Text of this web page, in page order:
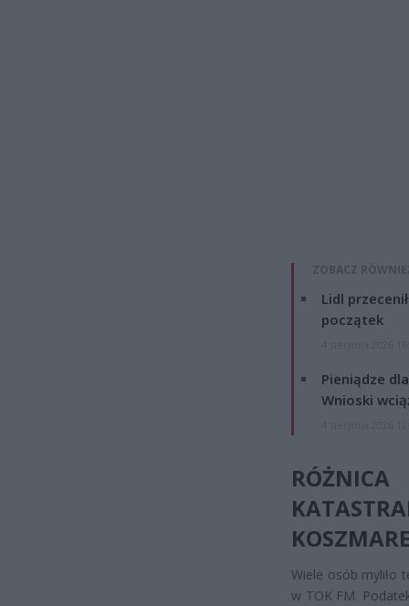
ZOBACZ
Lidl
początek
Pieniądze
Wnioski
Wiele osób myliło
w TOK FM.